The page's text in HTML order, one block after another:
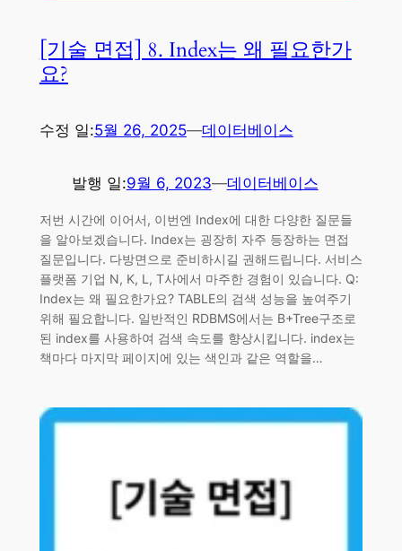
[기술 면접] 8. Index는 왜 필요한가
요?
수정 일:5월 26, 2025—데이터베이스
발행 일:9월 6, 2023—데이터베이스
저번 시간에 이어서, 이번엔 Index에 대한 다양한 질문들
을 알아보겠습니다. Index는 굉장히 자주 등장하는 면접
질문입니다. 다방면으로 준비하시길 권해드립니다. 서비스
플랫폼 기업 N, K, L, T사에서 마주한 경험이 있습니다. Q:
Index는 왜 필요한가요? TABLE의 검색 성능을 높여주기
위해 필요합니다. 일반적인 RDBMS에서는 B+Tree구조로
된 index를 사용하여 검색 속도를 향상시킵니다. index는
책마다 마지막 페이지에 있는 색인과 같은 역할을…